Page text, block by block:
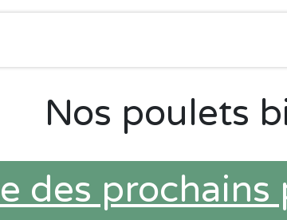
Nos paniers
Nos poulets
des prochains